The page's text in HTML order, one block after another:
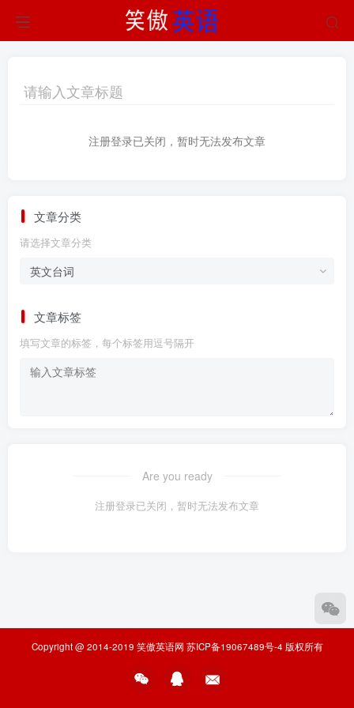
注册登录已关闭，暂时无法发布文章
文章分类
请选择文章分类
文章标签
填写文章的标签，每个标签用逗号隔开
Are you ready
注册登录已关闭，暂时无法发布文章
Copyright @ 2014-2019 笑傲英语网 苏ICP备19067489号-4 版权所有